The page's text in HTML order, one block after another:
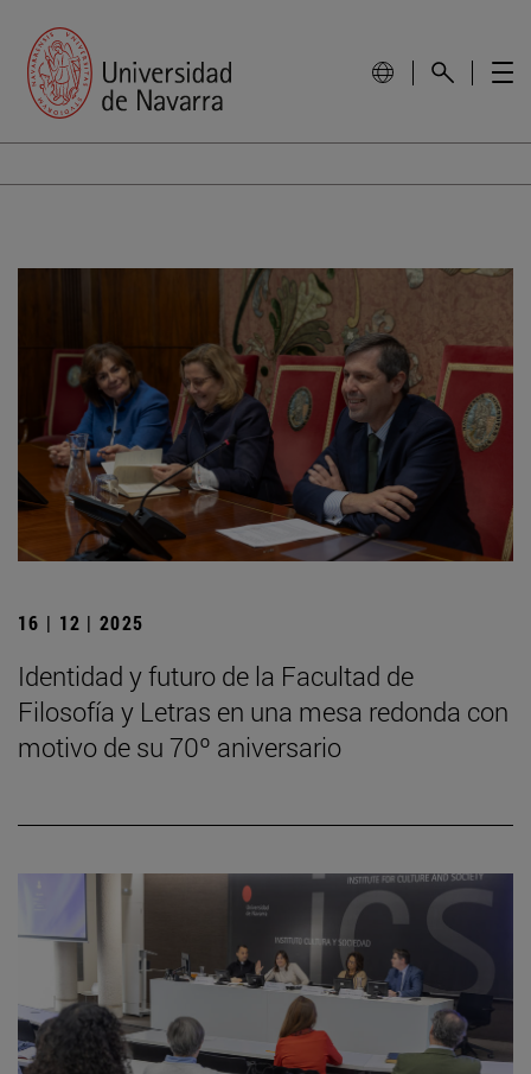
16 | 12 | 2025
Identidad y futuro de la Facultad de
Filosofía y Letras en una mesa redonda con
motivo de su 70º aniversario